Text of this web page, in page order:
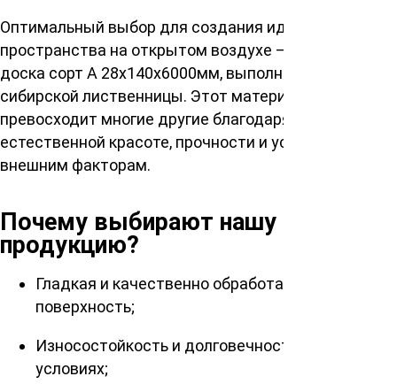
Оптимальный выбор для создания идеального
пространства на открытом воздухе – палубная
доска сорт А 28х140х6000мм, выполненная из
сибирской лиственницы. Этот материал
превосходит многие другие благодаря своей
естественной красоте, прочности и устойчивости к
внешним факторам.
Почему выбирают нашу
продукцию?
Гладкая и качественно обработанная
поверхность;
Износостойкость и долговечность в различных
условиях;